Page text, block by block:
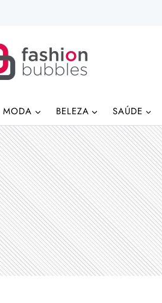
MODA BELEZA SAÚDE